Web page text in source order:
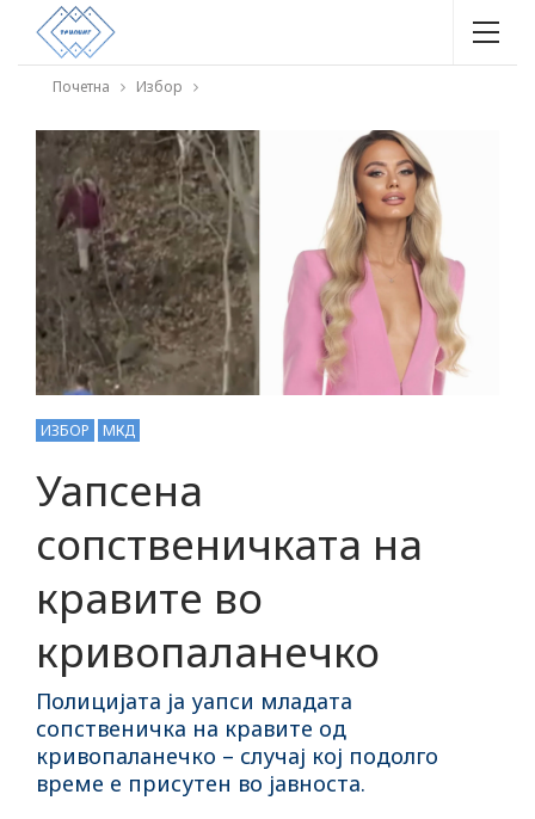
Почетна Избор
ИЗБОР МКД
Уапсена
сопственичката на
кравите во
кривопаланечко
Полицијата ја уапси младата
сопственичка на кравите од
кривопаланечко – случај кој подолго
време е присутен во јавноста.